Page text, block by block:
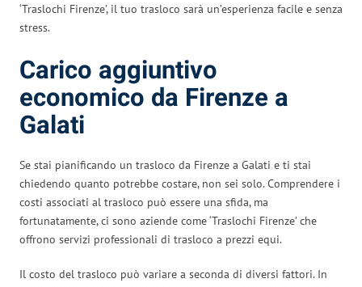
‘Traslochi Firenze’, il tuo trasloco sarà un’esperienza facile e senza
stress.
Carico aggiuntivo
economico da Firenze a
Galati
Se stai pianificando un trasloco da Firenze a Galati e ti stai
chiedendo quanto potrebbe costare, non sei solo. Comprendere i
costi associati al trasloco può essere una sfida, ma
fortunatamente, ci sono aziende come ‘Traslochi Firenze’ che
offrono servizi professionali di trasloco a prezzi equi.
Il costo del trasloco può variare a seconda di diversi fattori. In